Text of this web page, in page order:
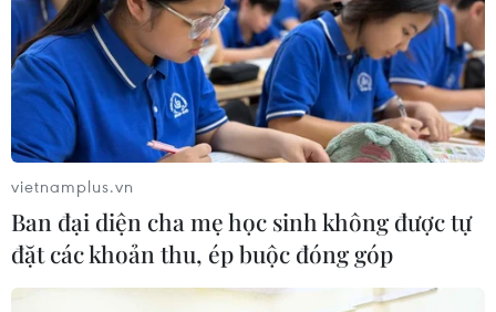
vietnamplus.vn
Ban đại diện cha mẹ học sinh không được tự
đặt các khoản thu, ép buộc đóng góp